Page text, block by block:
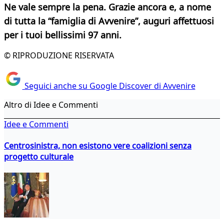
Ne vale sempre la pena. Grazie ancora e, a nome
di tutta la “famiglia di Avvenire”, auguri affettuosi
per i tuoi bellissimi 97 anni.
© RIPRODUZIONE RISERVATA
Seguici anche su Google Discover di Avvenire
Altro di Idee e Commenti
Idee e Commenti
Centrosinistra, non esistono vere coalizioni senza
progetto culturale